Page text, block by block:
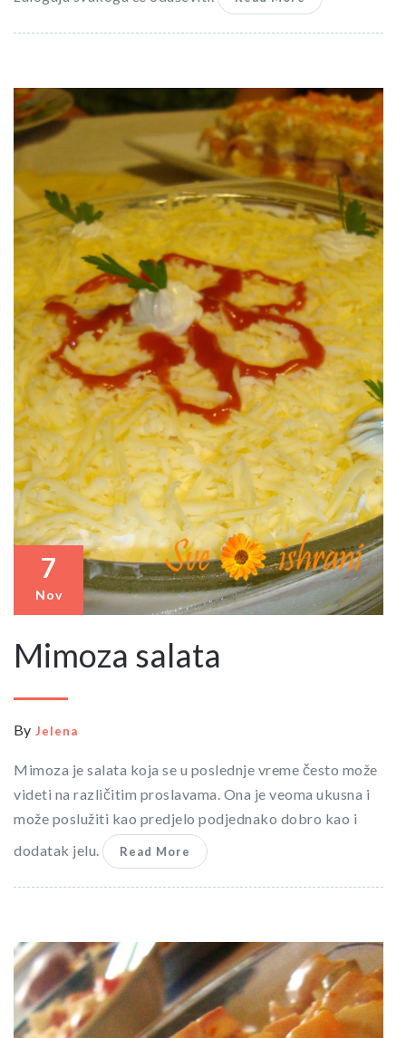
7
Nov
Mimoza salata
By Jelena
Mimoza je salata koja se u poslednje vreme često može
videti na različitim proslavama. Ona je veoma ukusna i
može poslužiti kao predjelo podjednako dobro kao i
dodatak jelu.
Read More